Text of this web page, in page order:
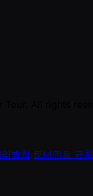
방침 토너먼트 규칙